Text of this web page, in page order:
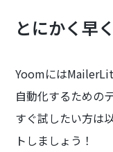
とにかく早
Yoomには
自動化するための
すぐ試したい方は
トしましょう！